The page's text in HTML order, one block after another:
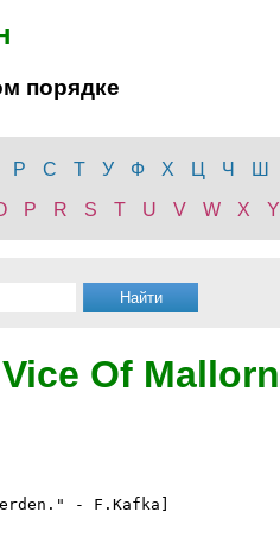
порядке
Р С Т У Ф Х Ц Ч Ш
P R S T U V W X Y
Vice Of Mallorn
- F.Kafka]